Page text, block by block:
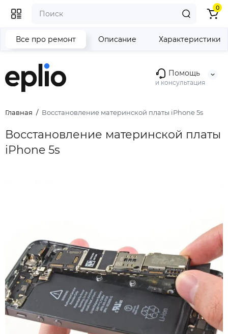
Помощь
и консультация
0
Главная Восстановление материнской платы iPhone 5s
Восстановление материнской платы
iPhone 5s
Все про ремонт Описание Характеристики